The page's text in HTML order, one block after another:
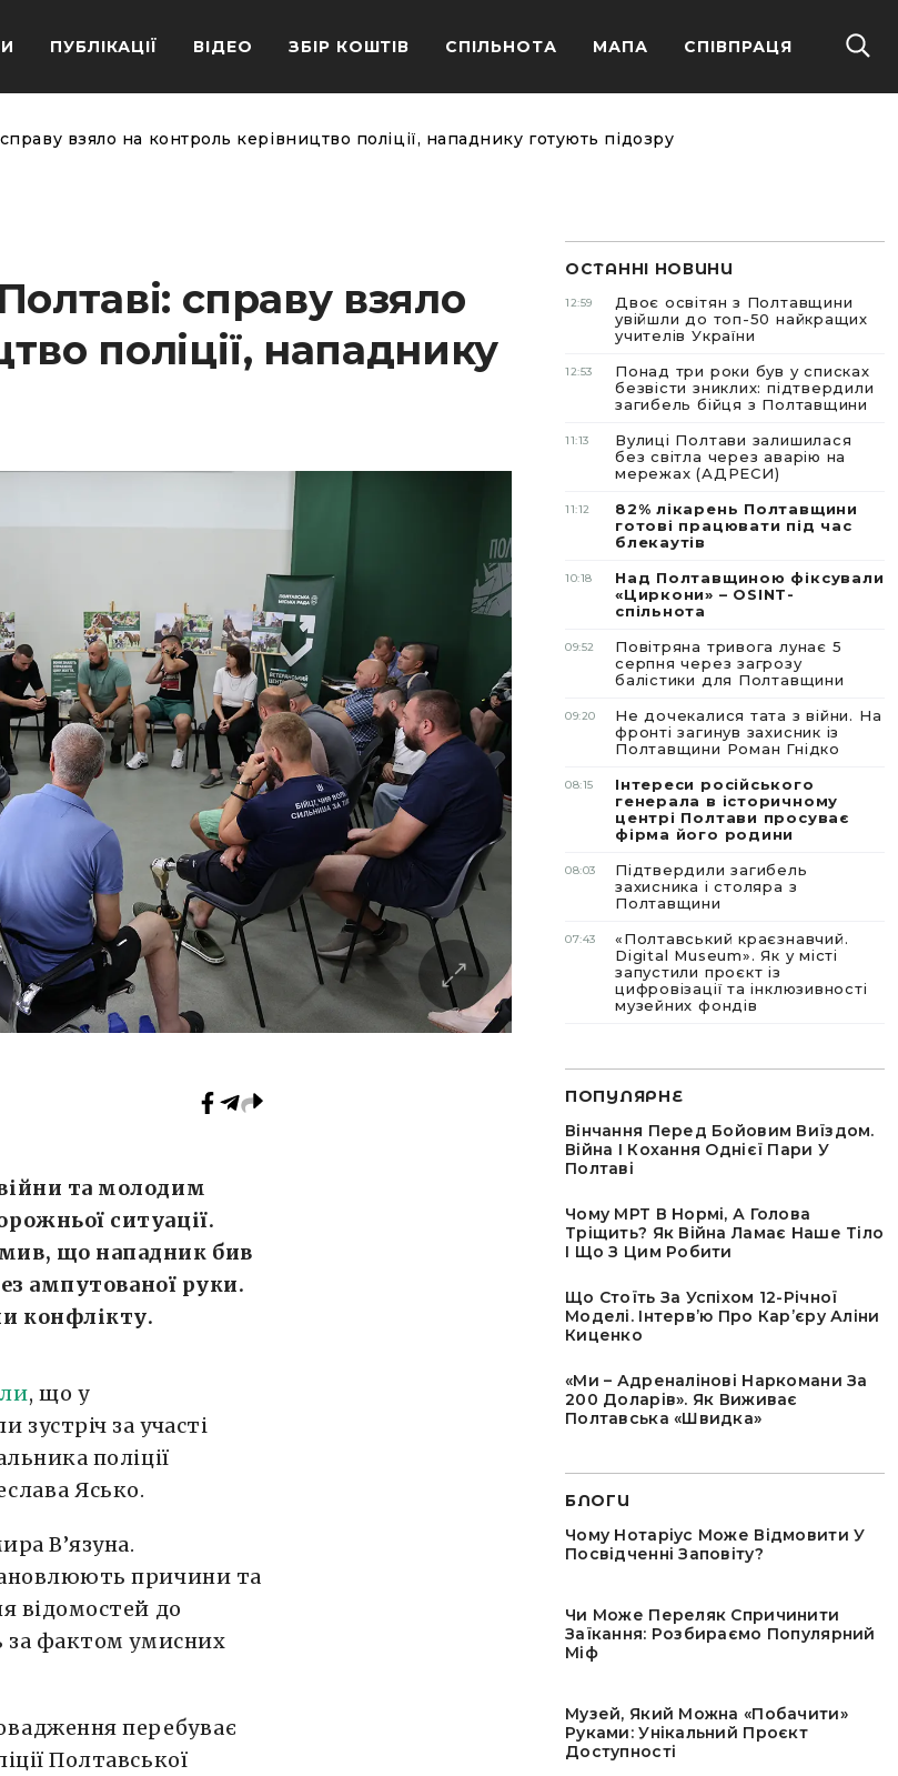
ПУБЛІКАЦІЇ ВІДЕО ЗБІР КОШТІВ СПІЛЬНОТА МАПА СПІВПРАЦЯ
взяло на контроль керівництво поліції, нападнику готують підозру
справу взяло
поліції, нападнику
та молодим
ситуації.
що нападник бив
ампутованої руки.
конфлікту.
, що у
за участі
поліції
Ясько.
В’язуна.
причини та
відомостей до
за фактом умисних
перебуває
Полтавської
ОСТАННІ НОВИНИ
12:59
Двоє освітян з Полтавщини
увійшли до топ-50 найкращих
учителів України
12:53
Понад три роки був у списках
безвісти зниклих: підтвердили
загибель бійця з Полтавщини
11:13
Вулиці Полтави залишилася
без світла через аварію на
мережах (АДРЕСИ)
11:12
82% лікарень Полтавщини
готові працювати під час
блекаутів
10:18
Над Полтавщиною фіксували
«Циркони» – OSINT-
спільнота
09:52
Повітряна тривога лунає 5
серпня через загрозу
балістики для Полтавщини
09:20
Не дочекалися тата з війни. На
фронті загинув захисник із
Полтавщини Роман Гнідко
08:15
Інтереси російського
генерала в історичному
центрі Полтави просуває
фірма його родини
08:03
Підтвердили загибель
захисника і столяра з
Полтавщини
07:43
«Полтавський краєзнавчий.
Digital Museum». Як у місті
запустили проєкт із
цифровізації та інклюзивності
музейних фондів
ПОПУЛЯРНЕ
Вінчання Перед Бойовим Виїздом.
Війна І Кохання Однієї Пари У
Полтаві
Чому МРТ В Нормі, А Голова
Тріщить? Як Війна Ламає Наше Тіло
І Що З Цим Робити
Що Стоїть За Успіхом 12-Річної
Моделі. Інтервʼю Про Карʼєру Аліни
Киценко
«Ми – Адреналінові Наркомани За
200 Доларів». Як Виживає
Полтавська «швидка»
БЛОГИ
Чому Нотаріус Може Відмовити У
Посвідченні Заповіту?
Чи Може Переляк Спричинити
Заїкання: Розбираємо Популярний
Міф
Музей, Який Можна «побачити»
Руками: Унікальний Проєкт
Доступності